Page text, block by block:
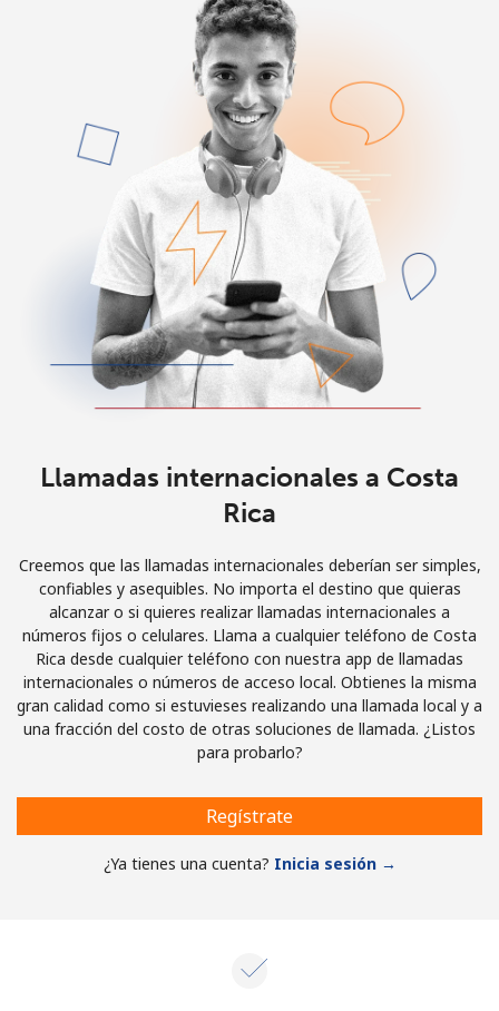
Llamadas internacionales a Costa
Rica
Creemos que las llamadas internacionales deberían ser simples,
confiables y asequibles. No importa el destino que quieras
alcanzar o si quieres realizar llamadas internacionales a
números fijos o celulares. Llama a cualquier teléfono de Costa
Rica desde cualquier teléfono con nuestra app de llamadas
internacionales o números de acceso local. Obtienes la misma
gran calidad como si estuvieses realizando una llamada local y a
una fracción del costo de otras soluciones de llamada. ¿Listos
para probarlo?
Regístrate
¿Ya tienes una cuenta? Inicia sesión →